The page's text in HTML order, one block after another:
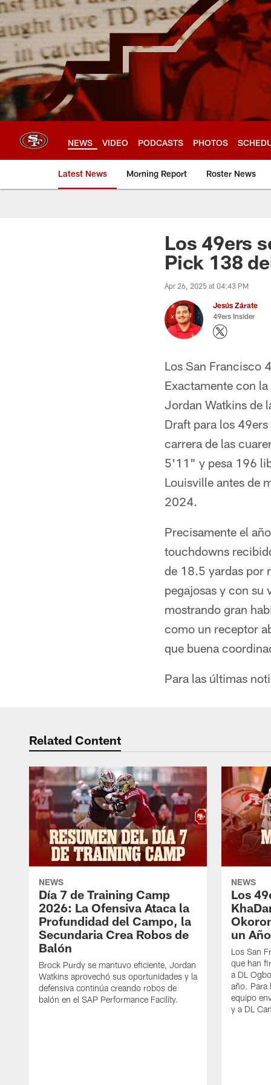
Skip
to
main
content
NEWS VIDEO PODCASTS PHOTOS
Latest News Morning Report Roster News
Los 49ers
Pick 138
Apr 26, 2025 at 04:43 PM
Jesús Zárate
49ers Insider
Los San Francisco
Exactamente con
Jordan Watkins de
Draft para los
carrera de las
5'11" y pesa 196
Louisville antes de
2024.
Precisamente el
touchdowns
de 18.5 yardas por
pegajosas y con su
mostrando gran
como un receptor
que buena
Para las últimas
Related Content
NEWS
Día 7 de Training Camp
2026: La Ofensiva Ataca la
Profundidad del Campo, la
Secundaria Crea Robos de
Balón
Brock Purdy se mantuvo eficiente, Jordan
Watkins aprovechó sus oportunidades y la
defensiva continúa creando robos de
balón en el SAP Performance Facility.
NEWS
Los
un
Los San
que han
a DL
año. Para
equipo
y a DL